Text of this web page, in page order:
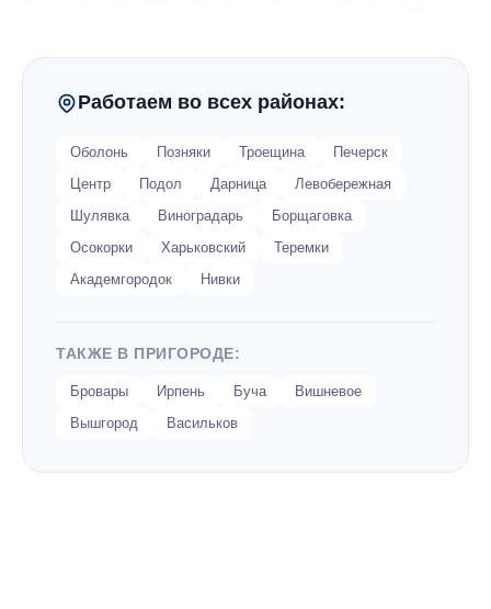
Работаем во всех районах:
Оболонь Позняки Троещина
Печерск
Центр
Подол Дарница
Левобережная
Шулявка
Виноградарь
Борщаговка
Осокорки
Харьковский
Теремки
Академгородок
Нивки
ТАКЖЕ В ПРИГОРОДЕ:
Бровары Ирпень Буча
Вишневое
Вышгород
Васильков